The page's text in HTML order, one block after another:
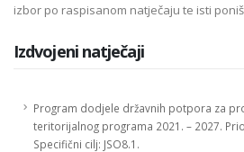
izbor po raspisanom natječaju te isti
Izdvojeni natječaji
Program dodjele državnih potpora za
teritorijalnog programa 2021. – 2027.
Specifični cilj: JSO8.1.